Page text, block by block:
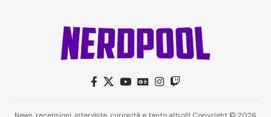
News, recensioni, interviste, curiosità e tanto altro!!! Copyright © 2026